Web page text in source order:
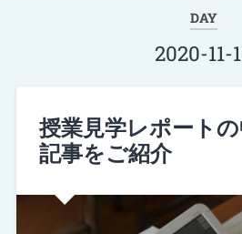
DAY
2020-11-
授業見学レポート
記事をご紹介